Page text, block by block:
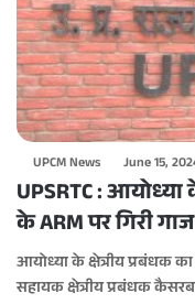
UPCM News June 15,
UPSRTC :
के ARM पर गिरी गाज
आयोध्या के क्षेत्रीय प्रबंधक
सहायक क्षेत्रीय प्रबंधक